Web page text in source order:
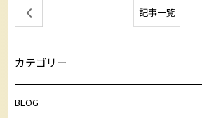
記事一覧
カテゴリー
BLOG